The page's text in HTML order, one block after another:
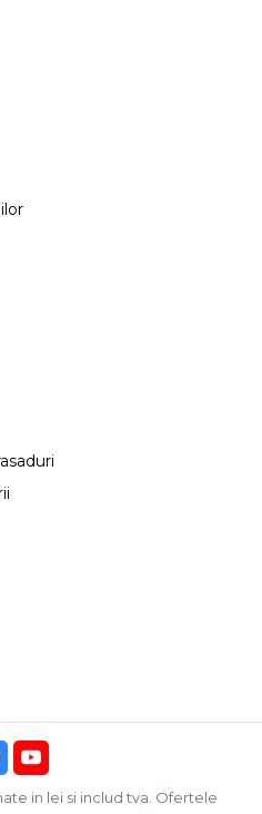
in lei si includ tva. Ofertele